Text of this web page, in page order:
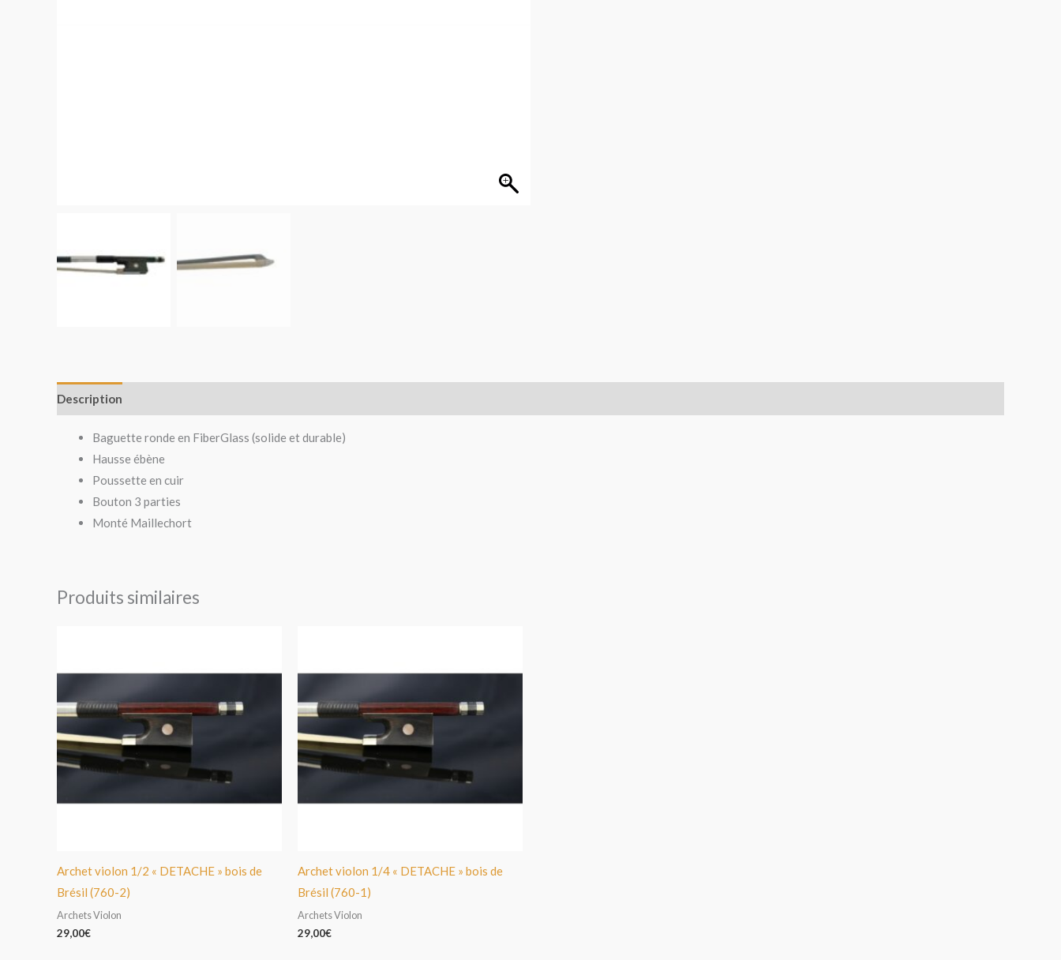
Description
Baguette ronde en FiberGlass (solide et durable)
Hausse ébène
Poussette en cuir
Bouton 3 parties
Monté Maillechort
Produits similaires
Archet violon 1/2 « DETACHE » bois de
Brésil (760-2)
Archets Violon
29,00€
Archet violon 1/4 « DETACHE » bois de
Brésil (760-1)
Archets Violon
29,00€